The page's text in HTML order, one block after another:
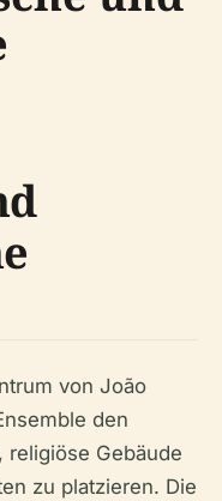
von João
den
Gebäude
zu platzieren. Die